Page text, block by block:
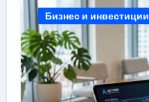
Бизнес и инвестиции